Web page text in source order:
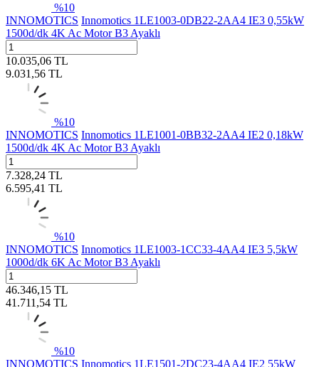
%10
INNOMOTICS Innomotics 1LE1003-0DB22-2AA4 IE3 0,55kW
1500d/dk 4K Ac Motor B3 Ayaklı
10.035,06 TL
9.031,56 TL
%10
INNOMOTICS Innomotics 1LE1001-0BB32-2AA4 IE2 0,18kW
1500d/dk 4K Ac Motor B3 Ayaklı
7.328,24 TL
6.595,41 TL
%10
INNOMOTICS Innomotics 1LE1003-1CC33-4AA4 IE3 5,5kW
1000d/dk 6K Ac Motor B3 Ayaklı
46.346,15 TL
41.711,54 TL
%10
INNOMOTICS Innomotics 1LE1501-2DC23-4AA4 IE2 55kW